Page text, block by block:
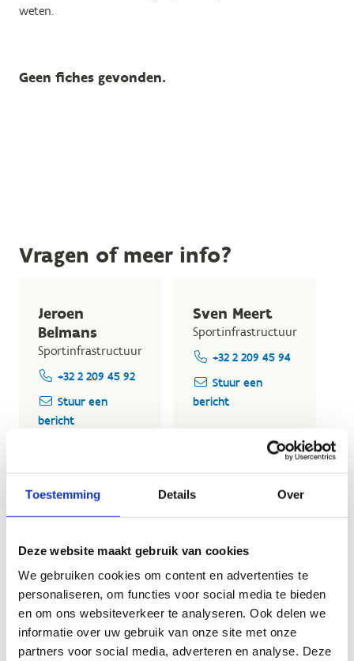
Toestemming Details Over
Deze website maakt gebruik van cookies
We gebruiken cookies om content en advertenties te
personaliseren, om functies voor social media te bieden
en om ons websiteverkeer te analyseren. Ook delen we
informatie over uw gebruik van onze site met onze
partners voor social media, adverteren en analyse. Deze
weten.
Geen fiches gevonden.
Vragen of meer info?
Jeroen
Belmans
Sportinfrastructuur
+32 2 209 45 92
Stuur een
bericht
Sven Meert
Sportinfrastructuur
+32 2 209 45 94
Stuur een
bericht
Ook interessant voor jou